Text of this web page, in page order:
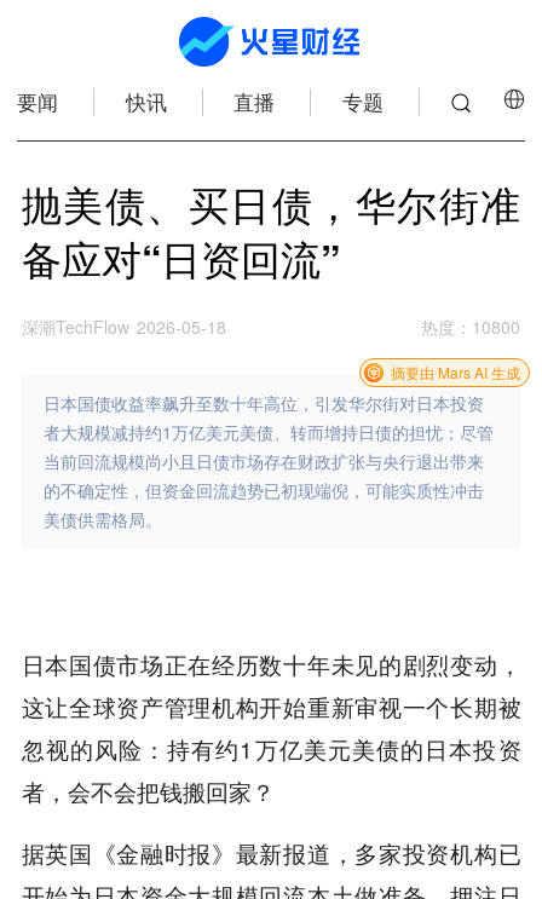
要闻 快讯 直播 专题
抛美债、买日债，华尔街准
备应对“日资回流”
深潮TechFlow 2026-05-18 热度 ： 10800
日本国债收益率飙升至数十年高位，引发华尔街对日本投资
者大规模减持约1万亿美元美债、转而增持日债的担忧；尽管
当前回流规模尚小且日债市场存在财政扩张与央行退出带来
的不确定性，但资金回流趋势已初现端倪，可能实质性冲击
美债供需格局。
摘要由 Mars AI 生成
日本国债市场正在经历数十年未见的剧烈变动，
这让全球资产管理机构开始重新审视一个长期被
忽视的风险：持有约1万亿美元美债的日本投资
者，会不会把钱搬回家？
据英国《金融时报》最新报道，多家投资机构已